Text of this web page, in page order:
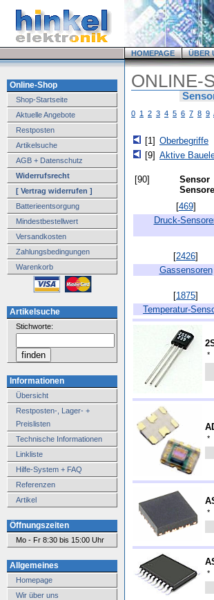
HOMEPAGE ÜBER
Online-Shop
Shop-Startseite
Aktuelle Angebote
Restposten
Artikelsuche
AGB + Datenschutz
Widerrufsrecht
[ Vertrag widerrufen ]
Batterieentsorgung
Mindestbestellwert
Versandkosten
Zahlungsbedingungen
Warenkorb
Artikelsuche
Stichworte:
Informationen
Übersicht
Restposten-, Lager- +
Preislisten
Technische Informationen
Linkliste
Hilfe-System + FAQ
Referenzen
Artikel
Öffnungszeiten
Mo - Fr 8:30 bis 15:00 Uhr
Allgemeines
Homepage
Wir über uns
ONLINE-
0 1 2 3 4 5 6 7 8 9
[1] Oberbegriffe
[9] Aktive
[90]
Sensor
Sensore
[469]
Druck-
[2426]
Gassensoren
[1875]
Temperatur-
*
*
*
*